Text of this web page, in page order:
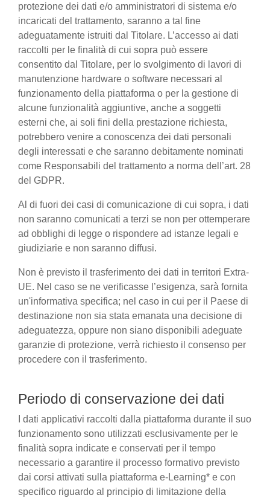
protezione dei dati e/o amministratori di sistema e/o
incaricati del trattamento, saranno a tal fine
adeguatamente istruiti dal Titolare. L’accesso ai dati
raccolti per le finalità di cui sopra può essere
consentito dal Titolare, per lo svolgimento di lavori di
manutenzione hardware o software necessari al
funzionamento della piattaforma o per la gestione di
alcune funzionalità aggiuntive, anche a soggetti
esterni che, ai soli fini della prestazione richiesta,
potrebbero venire a conoscenza dei dati personali
degli interessati e che saranno debitamente nominati
come Responsabili del trattamento a norma dell’art. 28
del GDPR.
Al di fuori dei casi di comunicazione di cui sopra, i dati
non saranno comunicati a terzi se non per ottemperare
ad obblighi di legge o rispondere ad istanze legali e
giudiziarie e non saranno diffusi.
Non è previsto il trasferimento dei dati in territori Extra-
UE. Nel caso se ne verificasse l’esigenza, sarà fornita
un'informativa specifica; nel caso in cui per il Paese di
destinazione non sia stata emanata una decisione di
adeguatezza, oppure non siano disponibili adeguate
garanzie di protezione, verrà richiesto il consenso per
procedere con il trasferimento.
Periodo di conservazione dei dati
I dati applicativi raccolti dalla piattaforma durante il suo
funzionamento sono utilizzati esclusivamente per le
finalità sopra indicate e conservati per il tempo
necessario a garantire il processo formativo previsto
dai corsi attivati sulla piattaforma e-Learning* e con
specifico riguardo al principio di limitazione della